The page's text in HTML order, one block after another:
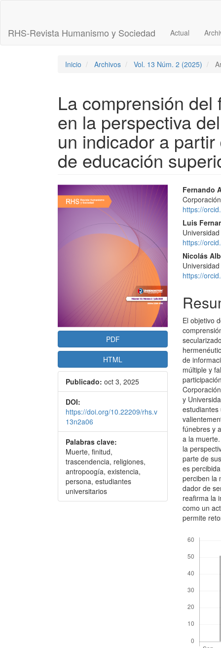
principal
Barra
RHS-Revista Humanismo y Sociedad Actual
Inicio Archivos Vol. 13 Núm. 2 (2025)
La comprensión
en la perspectiva
un indicador a
de educación
Barra
lateral
artículo
PDF
HTML
Publicado: oct 3, 2025
DOI:
https://doi.org/10.22209/rhs.v
13n2a06
Palabras clave:
Muerte, finitud,
trascendencia, religiones,
antropoogía, existencia,
persona, estudiantes
universitarios
del
Fernando
https://
Luis
https://
Nicolás
https://
El objetivo
de
múltiple y
y
fúnebres y
a la
la
parte de
es
perciben la
dador de
reafirma la
como un
permite